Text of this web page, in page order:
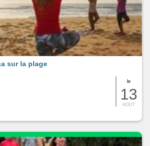
le
13
AOUT
sur la plage